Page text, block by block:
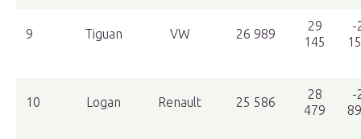
9 Tiguan VW 26 989
29
145
-
10 Logan Renault 25 586
28
479
-